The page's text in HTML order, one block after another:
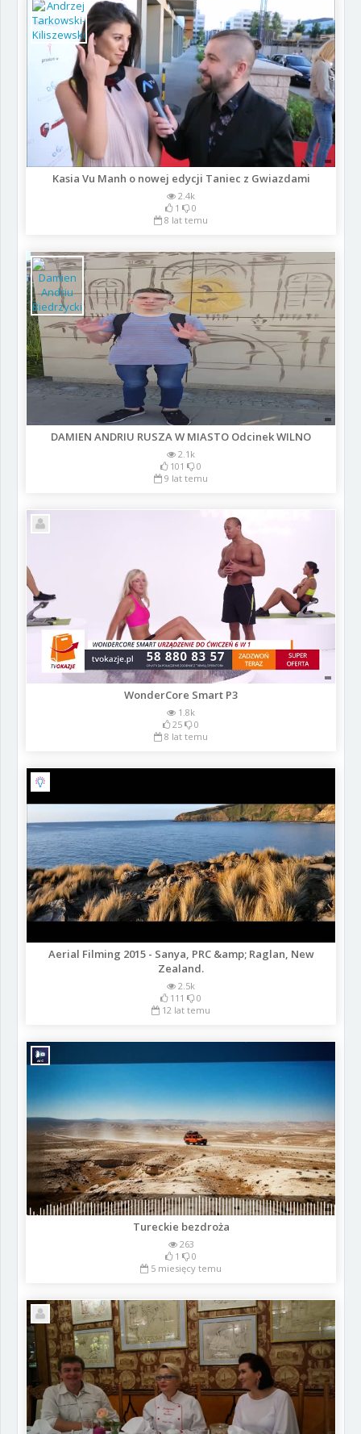
Kasia Vu Manh o nowej edycji Taniec z Gwiazdami
2.4k
1
0
8 lat temu
DAMIEN ANDRIU RUSZA W MIASTO Odcinek WILNO
2.1k
101
0
9 lat temu
WonderCore Smart P3
1.8k
25
0
8 lat temu
Aerial Filming 2015 - Sanya, PRC &amp; Raglan, New
Zealand.
2.5k
111
0
12 lat temu
Tureckie bezdroża
263
1
0
5 miesięcy temu